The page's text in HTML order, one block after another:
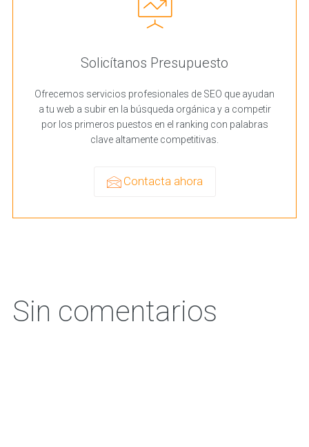
Solicítanos Presupuesto
Ofrecemos servicios profesionales de SEO que ayudan
a tu web a subir en la búsqueda orgánica y a competir
por los primeros puestos en el ranking con palabras
clave altamente competitivas.
Contacta ahora
Sin comentarios